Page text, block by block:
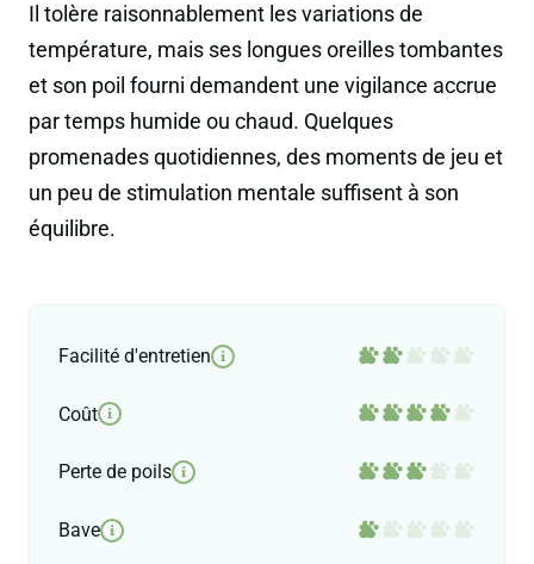
Il tolère raisonnablement les variations de
température, mais ses longues oreilles tombantes
et son poil fourni demandent une vigilance accrue
par temps humide ou chaud. Quelques
promenades quotidiennes, des moments de jeu et
un peu de stimulation mentale suffisent à son
équilibre.
Facilité d'entretien i
Coût i
Perte de poils i
Bave i